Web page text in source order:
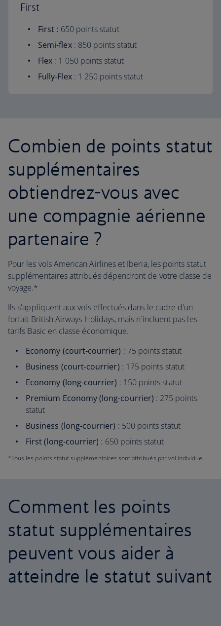
First
First : 650 points statut
Semi-flex: 850 points statut
Flex : 1 050 points statut
Fully-Flex: 1 250 points statut
Combien de points statut
supplémentaires
obtiendrez-vous avec
une compagnie aérienne
partenaire ?
Pour les vols American Airlines et Iberia, les points statut
supplémentaires attribués dépendront de votre classe de
voyage.*
Ils s'appliquent aux vols effectués dans le cadre d'un
forfait British Airways Holidays, mais n'incluent pas les
tarifs Basic en classe économique.
Economy (court-courrier) : 75 points statut
Business (court-courrier) : 175 points statut
Economy (long-courrier) : 150 points statut
Premium Economy (long-courrier) : 275 points
statut
Business (long-courrier) : 500 points statut
First (long-courrier) : 650 points statut
*Tous les points statut supplémentaires sont attribués par vol individuel.
Comment les points
statut supplémentaires
peuvent vous aider à
atteindre le statut suivant